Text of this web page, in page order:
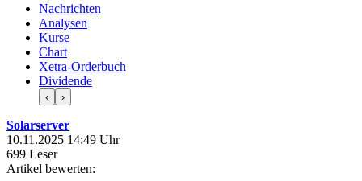
Nachrichten
Analysen
Kurse
Chart
Xetra-Orderbuch
Dividende
‹ ›
Solarserver
10.11.2025 14:49 Uhr
699 Leser
Artikel bewerten: